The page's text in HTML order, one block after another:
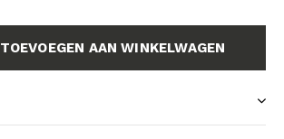
TOEVOEGEN AAN WINKELWAGEN